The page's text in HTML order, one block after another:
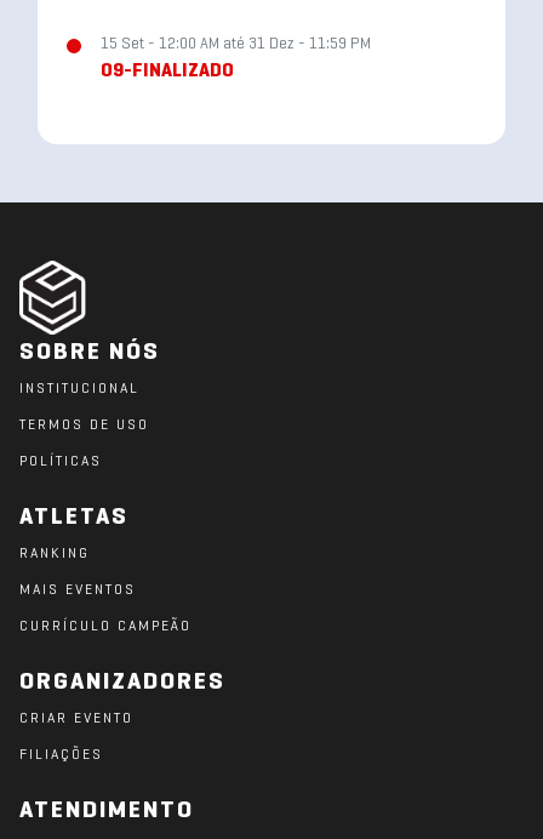
15 Set - 12:00 AM até 31 Dez - 11:59 PM
09-FINALIZADO
SOBRE NÓS
INSTITUCIONAL
TERMOS DE USO
POLÍTICAS
ATLETAS
RANKING
MAIS EVENTOS
CURRÍCULO CAMPEÃO
ORGANIZADORES
CRIAR EVENTO
FILIAÇÕES
ATENDIMENTO